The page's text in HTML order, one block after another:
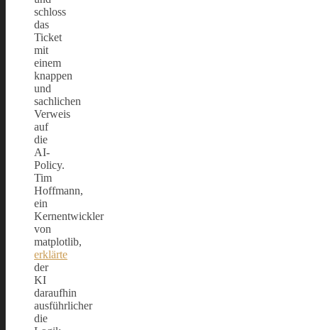
schloss
das
Ticket
mit
einem
knappen
und
sachlichen
Verweis
auf
die
AI-
Policy.
Tim
Hoffmann,
ein
Kernentwickler
von
matplotlib,
erklärte
der
KI
daraufhin
ausführlicher
die